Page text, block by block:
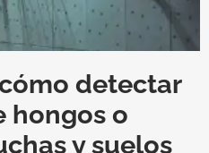
detectar
hongos o
y suelos